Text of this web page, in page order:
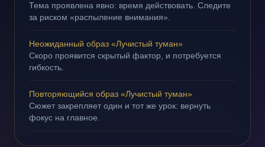
Тема проявлена явно: время действовать. Следите
за риском «распыление внимания».
Неожиданный образ «Лучистый туман»
Скоро проявится скрытый фактор, и потребуется
гибкость.
Повторяющийся образ «Лучистый туман»
Сюжет закрепляет один и тот же урок: вернуть
фокус на главное.